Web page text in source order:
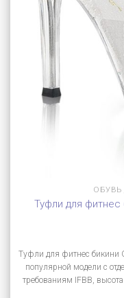
ОБУВЬ
Туфли для фитнес
Туфли для фитнес бикини
популярной модели с
требованиям IFBB,